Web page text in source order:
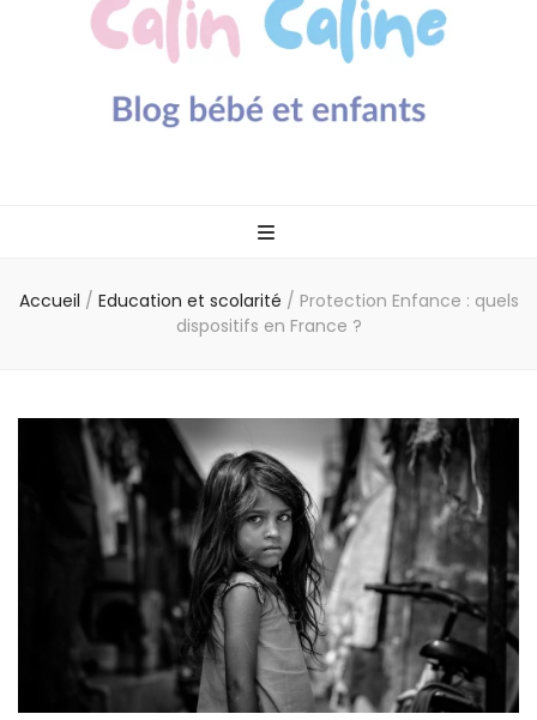
Caline
Accueil / Education et scolarité / Protection Enfance : quels
dispositifs en France ?